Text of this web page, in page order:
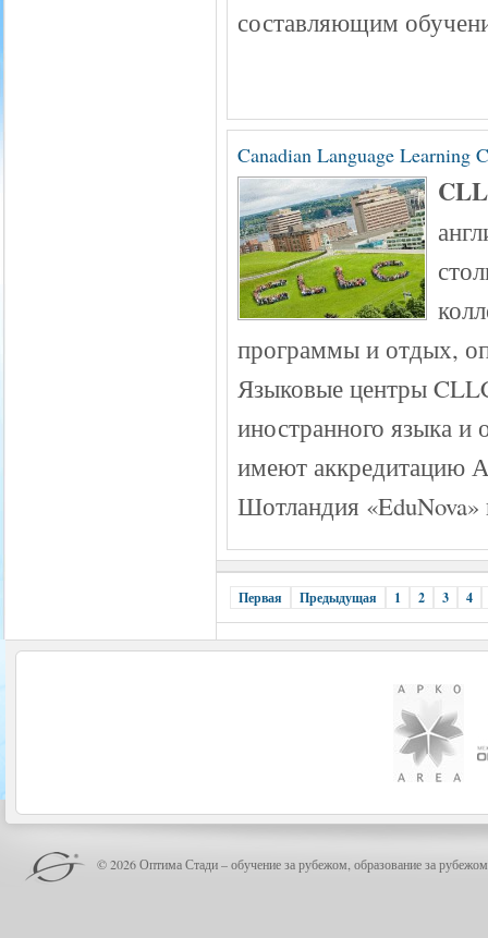
составляющим
Canadian Language Learning
программы и отдых,
Языковые центры
иностранного языка
имеют аккредитацию
Шотландия «EduNova»
Первая Предыдущая 1 2 3 4
© 2026 Оптима Стади – обучение за рубежом, образование за